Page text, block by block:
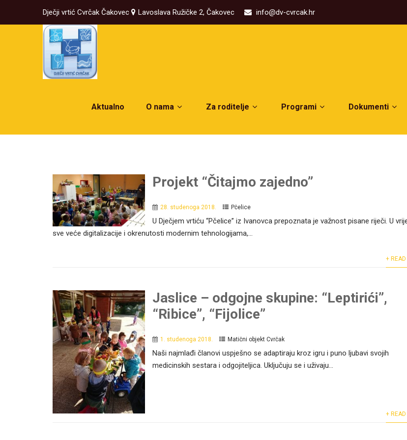
Dječji vrtić Cvrčak Čakovec Lavoslava Ružičke 2, Čakovec info@dv-cvrcak.hr
Aktualno O nama Za roditelje Programi Dokumenti
Projekt “Čitajmo zajedno”
28. studenoga 2018. Pčelice
U Dječjem vrtiću “Pčelice” iz Ivanovca prepoznata je važnost pisane riječi. U
sve veće digitalizacije i okrenutosti modernim tehnologijama,...
+
Jaslice – odgojne skupine: “Leptirići”,
“Ribice”, “Fijolice”
1. studenoga 2018. Matični objekt Cvrčak
Naši najmlađi članovi uspješno se adaptiraju kroz igru i puno ljubavi svojih
medicinskih sestara i odgojiteljica. Uključuju se i uživaju...
+